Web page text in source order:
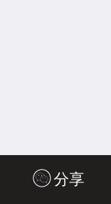
分享